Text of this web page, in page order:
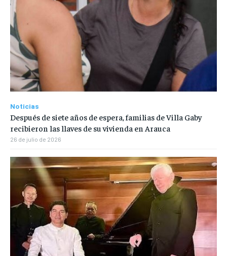
Noticias
Después de siete años de espera, familias de Villa Gaby
recibieron las llaves de su vivienda en Arauca
26 de julio de 2026